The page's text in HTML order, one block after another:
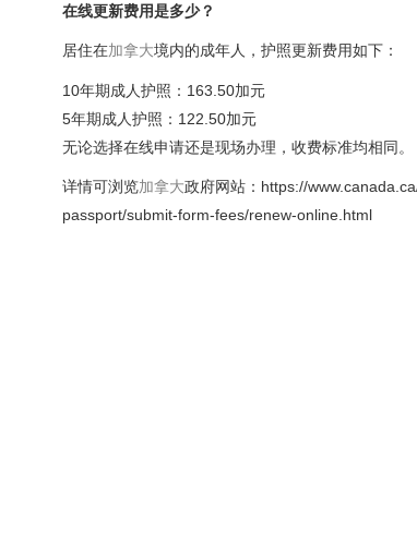
在线更新费用是多少？
居住在加拿大境内的成年人，护照更新费用如下：
10年期成人护照：163.50加元
5年期成人护照：122.50加元
无论选择在线申请还是现场办理，收费标准均相同。
详情可浏览加拿大政府网站：https://
passport/submit-form-fees/renew-online.html